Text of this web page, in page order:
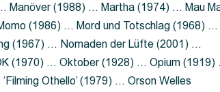
Manöver (1988) … Martha (1974) … Mau
(1986) … Mord und Totschlag (1968) …
(1967) … Nomaden der Lüfte (2001) …
(1970) … Oktober (1928) … Opium (1919)
Othello’ (1979) … Orson Welles